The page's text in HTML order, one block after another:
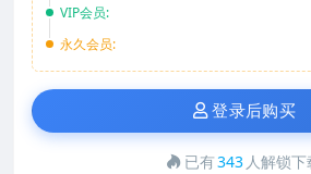
VIP会员:
永久会员:
登录后购买
已有343 人解锁下